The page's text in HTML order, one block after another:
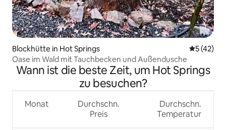
Blockhütte in Hot Springs
5 (42)
Oase im Wald mit Tauchbecken und Außendusche
Wann ist die beste Zeit, um Hot Springs
zu besuchen?
Monat
Durchschn.
Preis
Durchschn.
Temperatur